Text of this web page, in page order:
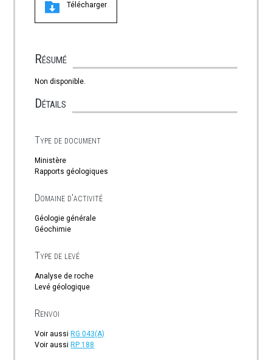
Télécharger
Résumé
Non disponible.
Détails
Type de document
Ministère
Rapports géologiques
Domaine d'activité
Géologie générale
Géochimie
Type de levé
Analyse de roche
Levé géologique
Renvoi
Voir aussi RG 043(A)
Voir aussi RP 188